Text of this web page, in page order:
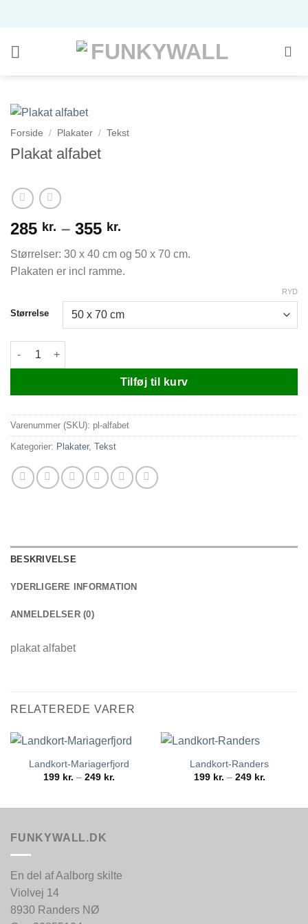
Forside / Plakater / Tekst
Plakat alfabet
285 kr. – 355 kr.
til
355 kr.
Størrelser: 30 x 40 cm og 50 x 70 cm.
Plakaten er incl ramme.
Størrelse
RYD
Plakat alfabet antal
Tilføj til kurv
Varenummer (SKU): pl-alfabet
Kategorier: Plakater, Tekst
BESKRIVELSE
YDERLIGERE INFORMATION
ANMELDELSER (0)
plakat alfabet
RELATEREDE VARER
Landkort-Mariagerfjord
199 kr. – 249 kr.
Landkort-Randers
199 kr. – 249 kr.
FUNKYWALL.DK
En del af Aalborg skilte
Violvej 14
8930 Randers NØ